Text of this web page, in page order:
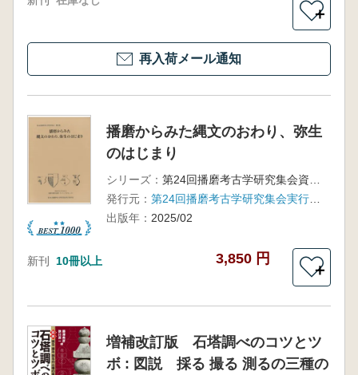
＋
再入荷メール通知
播磨からみた縄文のおわり、弥生
のはじまり
シリーズ：
第24回播磨考古学研究集会資料集
発行元：
第24回播磨考古学研究集会実行委員会
出版年： 2025/02
新刊 10冊以上 3,850 円
＋
増補改訂版 石塔調べのコツとツ
ボ : 図説 採る 撮る 測るの三種の